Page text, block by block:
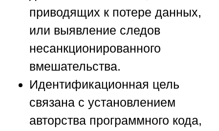
приводящих к потере данных,
или выявление следов
несанкционированного
вмешательства.
Идентификационная цель
связана с установлением
авторства программного кода,